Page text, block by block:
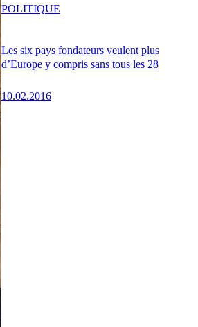
Les six pays fondateurs veulent plus
d’Europe y compris sans tous les 28
10.02.2016
POLITIQUE